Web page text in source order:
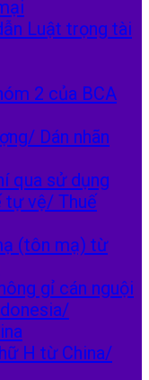
Luật trọng tài
2 của BCA
Dán nhãn
qua sử dụng
tự vệ/ Thuế
(tôn mạ) từ
gỉ cán nguội
H từ China/